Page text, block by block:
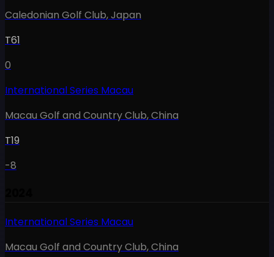
Caledonian Golf Club,Japan
T61
0
International Series Macau
Macau Golf and Country Club,China
T19
-8
International Series Macau
Macau Golf and Country Club,China